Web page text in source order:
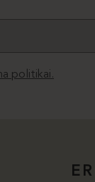
politikai.